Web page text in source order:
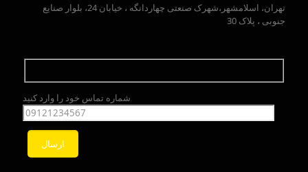
تهران، اسلامشهر،شهرک صنعتی چهاردانگه ، خیابان 24، بلوار صنایع
جنوبی ، پلاک 30
شماره تماس خود را وارد کنید